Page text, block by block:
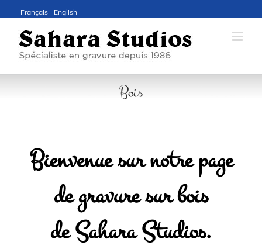
Français English
Bois
Bienvenue sur notre page
de gravure sur bois
de Sahara Studios.